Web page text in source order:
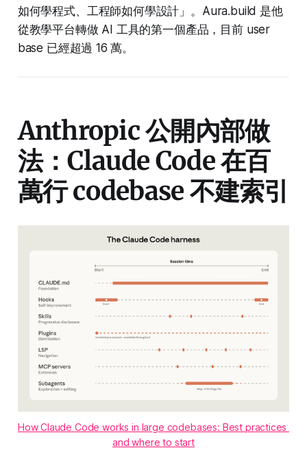
如何學程式、工程師如何學設計」。Aura.build 是他
從教學平台轉做 AI 工具的第一個產品，目前 user
base 已經超過 16 萬。
Anthropic 公開內部做
法：Claude Code 在百
萬行 codebase 不建索引
How Claude Code works in large codebases: Best practices
and where to start